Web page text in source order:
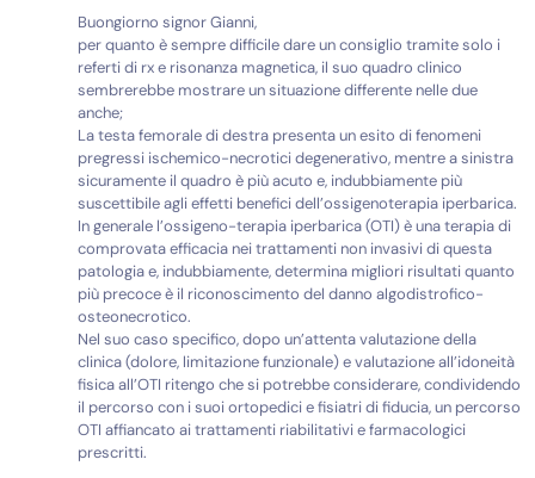
Buongiorno signor Gianni,
per quanto è sempre difficile dare un consiglio tramite solo i
referti di rx e risonanza magnetica, il suo quadro clinico
sembrerebbe mostrare un situazione differente nelle due
anche;
La testa femorale di destra presenta un esito di fenomeni
pregressi ischemico-necrotici degenerativo, mentre a sinistra
sicuramente il quadro è più acuto e, indubbiamente più
suscettibile agli effetti benefici dell’ossigenoterapia iperbarica.
In generale l’ossigeno-terapia iperbarica (OTI) è una terapia di
comprovata efficacia nei trattamenti non invasivi di questa
patologia e, indubbiamente, determina migliori risultati quanto
più precoce è il riconoscimento del danno algodistrofico-
osteonecrotico.
Nel suo caso specifico, dopo un’attenta valutazione della
clinica (dolore, limitazione funzionale) e valutazione all’idoneità
fisica all’OTI ritengo che si potrebbe considerare, condividendo
il percorso con i suoi ortopedici e fisiatri di fiducia, un percorso
OTI affiancato ai trattamenti riabilitativi e farmacologici
prescritti.